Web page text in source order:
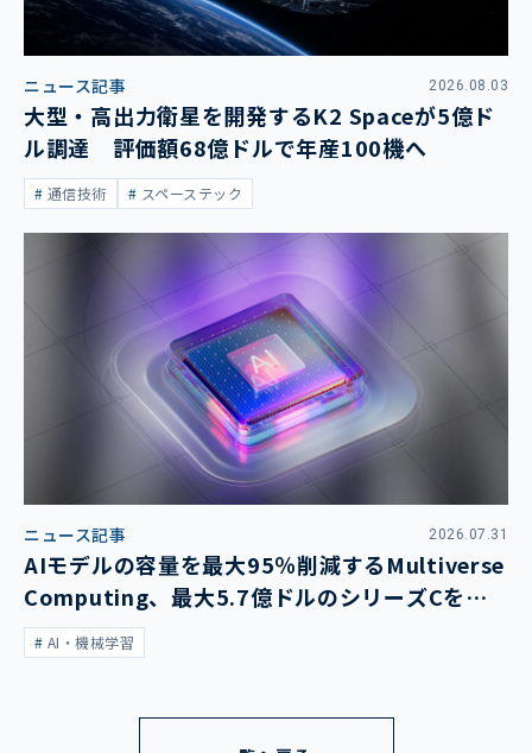
ニュース記事 2026.08.03
大型・高出力衛星を開発するK2 Spaceが5億ド
ル調達 評価額68億ドルで年産100機へ
通信技術 スペーステック
ニュース記事 2026.07.31
AIモデルの容量を最大95％削減するMultiverse
Computing、最大5.7億ドルのシリーズCを発
表AI・機械学習